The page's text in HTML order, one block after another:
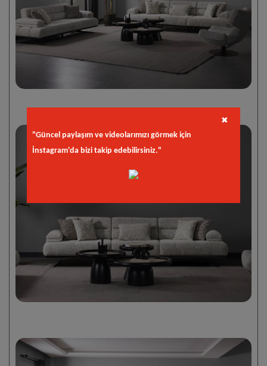
"Güncel paylaşım ve videolarımızı görmek için
İnstagram'da bizi takip edebilirsiniz."
✖